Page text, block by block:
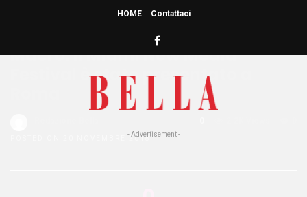
HOME Contattaci
- Advertisement -
Macro: il Miami New Media
Festival è stato presentato a
POSTED ON 20 NOVEMBRE 2018